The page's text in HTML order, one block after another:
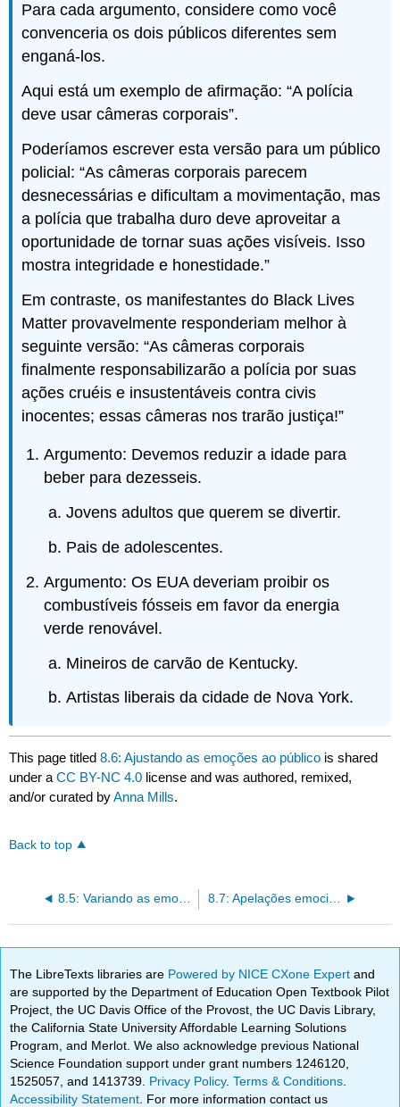
Para cada argumento, considere como você
convenceria os dois públicos diferentes sem
enganá-los.
Aqui está um exemplo de afirmação: “A polícia
deve usar câmeras corporais”.
Poderíamos escrever esta versão para um público
policial: “As câmeras corporais parecem
desnecessárias e dificultam a movimentação, mas
a polícia que trabalha duro deve aproveitar a
oportunidade de tornar suas ações visíveis. Isso
mostra integridade e honestidade.”
Em contraste, os manifestantes do Black Lives
Matter provavelmente responderiam melhor à
seguinte versão: “As câmeras corporais
finalmente responsabilizarão a polícia por suas
ações cruéis e insustentáveis contra civis
inocentes; essas câmeras nos trarão justiça!”
Argumento: Devemos reduzir a idade para
beber para dezesseis.
Jovens adultos que querem se divertir.
Pais de adolescentes.
Argumento: Os EUA deveriam proibir os
combustíveis fósseis em favor da energia
verde renovável.
Mineiros de carvão de Kentucky.
Artistas liberais da cidade de Nova York.
This page titled8.6: Ajustando as emoções ao público is shared
under aCC BY-NC 4.0 license and was authored, remixed,
and/or curated byAnna Mills.
Back to top
8.5: Variando as emoções 8.7: Apelações emocionais legítimas e ilegítimas
The LibreTexts libraries are Powered by NICE CXone Expertand
are supported by the Department of Education Open Textbook Pilot
Project, the UC Davis Office of the Provost, the UC Davis Library,
the California State University Affordable Learning Solutions
Program, and Merlot. We also acknowledge previous National
Science Foundation support under grant numbers 1246120,
1525057, and 1413739. Privacy Policy.Terms & Conditions
Accessibility Statement . For more information contact us